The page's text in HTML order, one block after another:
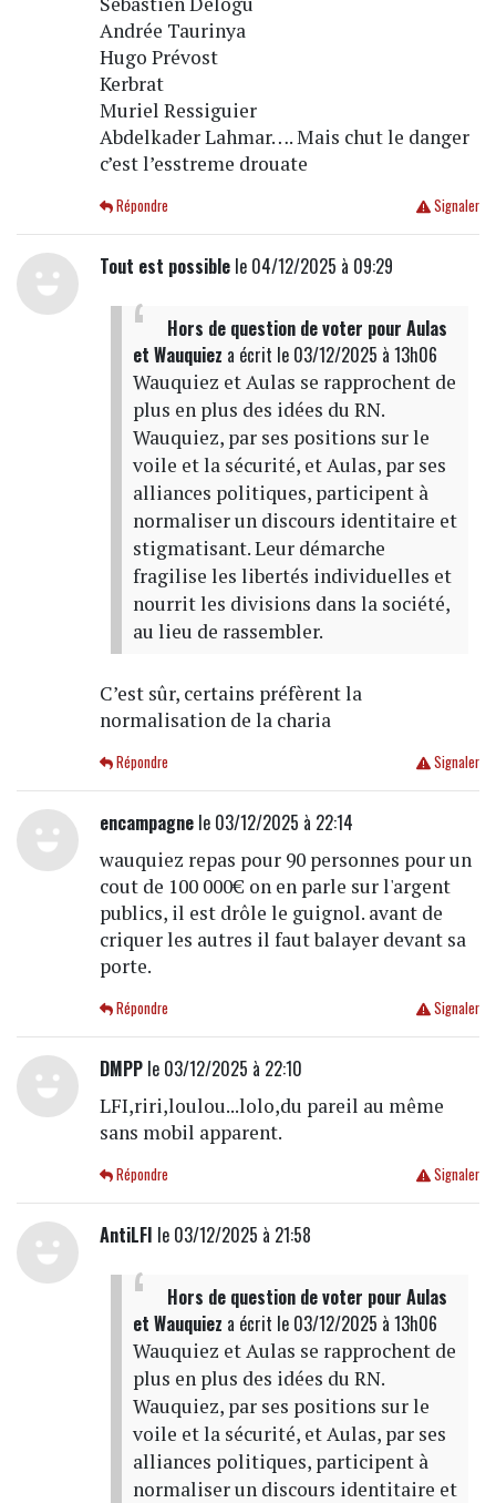
Andrée Taurinya
Hugo Prévost
Kerbrat
Muriel Ressiguier
Abdelkader Lahmar…. Mais chut le danger
c’est l’esstreme drouate
Signaler
Répondre
Tout est possiblele 04/12/2025 à 09:29
Hors de question de voter pour Aulas
et Wauquiez a écrit le 03/12/2025 à 13h06
Wauquiez et Aulas se rapprochent de
plus en plus des idées du RN.
Wauquiez, par ses positions sur le
voile et la sécurité, et Aulas, par ses
alliances politiques, participent à
normaliser un discours identitaire et
stigmatisant. Leur démarche
fragilise les libertés individuelles et
nourrit les divisions dans la société,
au lieu de rassembler.
C’est sûr, certains préfèrent la
normalisation de la charia
Signaler
Répondre
encampagnele 03/12/2025 à 22:14
wauquiez repas pour 90 personnes pour un
cout de 100 000€ on en parle sur l'argent
publics, il est drôle le guignol. avant de
criquer les autres il faut balayer devant sa
porte.
Signaler
Répondre
DMPPle 03/12/2025 à 22:10
LFI,riri,loulou...lolo,du pareil au même
sans mobil apparent.
Signaler
Répondre
AntiLFI le 03/12/2025 à 21:58
Hors de question de voter pour Aulas
et Wauquiez a écrit le 03/12/2025 à 13h06
Wauquiez et Aulas se rapprochent de
plus en plus des idées du RN.
Wauquiez, par ses positions sur le
voile et la sécurité, et Aulas, par ses
alliances politiques, participent à
normaliser un discours identitaire et